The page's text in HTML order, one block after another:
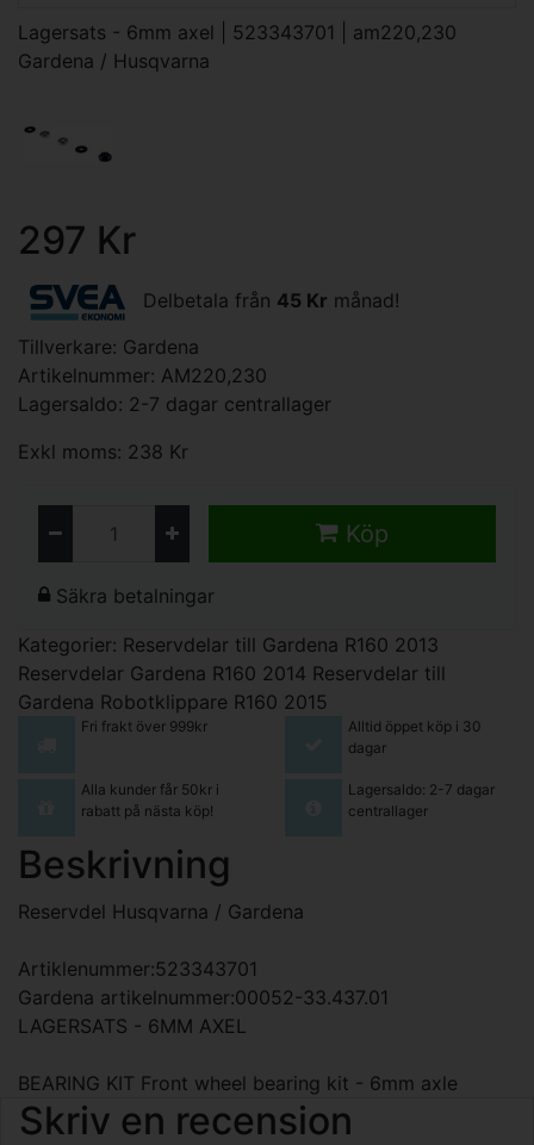
Lagersats - 6mm axel | 523343701 | am220,230
Gardena / Husqvarna
297 Kr
Delbetala från 45 Kr månad!
Tillverkare: Gardena
Artikelnummer: AM220,230
Lagersaldo: 2-7 dagar centrallager
Exkl moms: 238 Kr
Köp
Säkra betalningar
Kategorier: Reservdelar till Gardena R160 2013
Reservdelar Gardena R160 2014 Reservdelar till
Gardena Robotklippare R160 2015
Fri frakt över 999kr
Alltid öppet köp i 30
dagar
Alla kunder får 50kr i
rabatt på nästa köp!
Lagersaldo: 2-7 dagar
centrallager
Beskrivning
Reservdel Husqvarna / Gardena
Artiklenummer:523343701
Gardena artikelnummer:00052-33.437.01
LAGERSATS - 6MM AXEL
BEARING KIT Front wheel bearing kit - 6mm axle
Skriv en recension